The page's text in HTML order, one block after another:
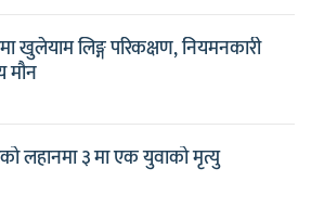
खुलेयाम लिङ्ग परिकक्षण, नियमनकारी
मौन
लहानमा ३ मा एक युवाको मृत्यु